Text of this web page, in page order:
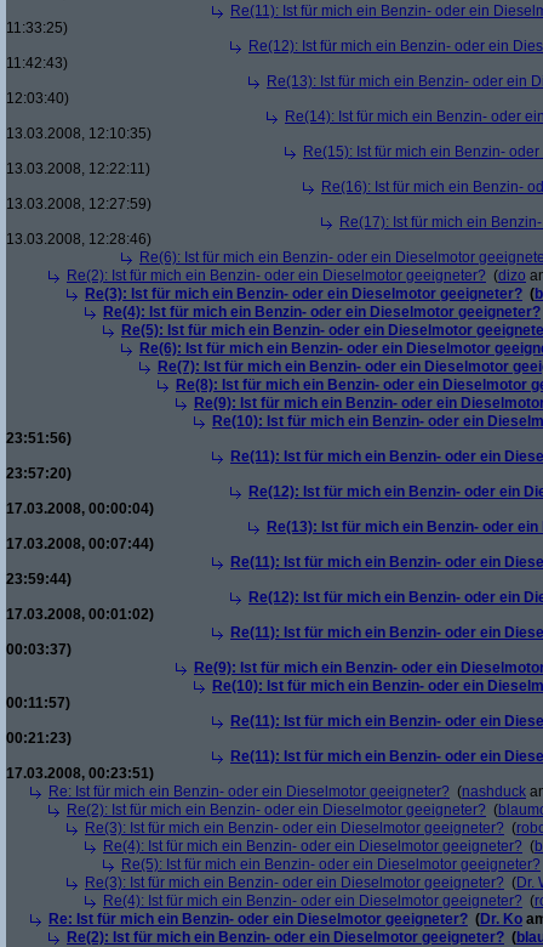
Re(11): Ist für mich ein Benzin- oder ein
11:33:25)
Re(12): Ist für mich ein Benzin- oder ein
11:42:43)
Re(13): Ist für mich ein Benzin- oder ein
12:03:40)
Re(14): Ist für mich ein Benzin- oder
13.03.2008, 12:10:35)
Re(15): Ist für mich ein Benzin-
13.03.2008, 12:22:11)
Re(16): Ist für mich ein Benzin-
13.03.2008, 12:27:59)
Re(17): Ist für mich ein
13.03.2008, 12:28:46)
Re(6): Ist für mich ein Benzin- oder ein Dieselmotor
Re(2): Ist für mich ein Benzin- oder ein Dieselmotor geeigneter? (dizo
Re(3): Ist für mich ein Benzin- oder ein Dieselmotor geeigneter? (
Re(4): Ist für mich ein Benzin- oder ein Dieselmotor geeigneter?
Re(5): Ist für mich ein Benzin- oder ein Dieselmotor
Re(6): Ist für mich ein Benzin- oder ein Dieselmotor
Re(7): Ist für mich ein Benzin- oder ein Dieselmotor
Re(8): Ist für mich ein Benzin- oder ein Dieselmotor
Re(9): Ist für mich ein Benzin- oder ein
Re(10): Ist für mich ein Benzin- oder ein
23:51:56)
Re(11): Ist für mich ein Benzin- oder ein
23:57:20)
Re(12): Ist für mich ein Benzin- oder ein
17.03.2008, 00:00:04)
Re(13): Ist für mich ein Benzin- oder
17.03.2008, 00:07:44)
Re(11): Ist für mich ein Benzin- oder ein
23:59:44)
Re(12): Ist für mich ein Benzin- oder ein
17.03.2008, 00:01:02)
Re(11): Ist für mich ein Benzin- oder ein
00:03:37)
Re(9): Ist für mich ein Benzin- oder ein
Re(10): Ist für mich ein Benzin- oder ein
00:11:57)
Re(11): Ist für mich ein Benzin- oder ein
00:21:23)
Re(11): Ist für mich ein Benzin- oder ein
17.03.2008, 00:23:51)
Re: Ist für mich ein Benzin- oder ein Dieselmotor geeigneter? (nashduck
Re(2): Ist für mich ein Benzin- oder ein Dieselmotor geeigneter? (
Re(3): Ist für mich ein Benzin- oder ein Dieselmotor geeigneter? (
Re(4): Ist für mich ein Benzin- oder ein Dieselmotor geeigneter? (
Re(5): Ist für mich ein Benzin- oder ein Dieselmotor geeigneter?
Re(3): Ist für mich ein Benzin- oder ein Dieselmotor geeigneter? (Dr.
Re(4): Ist für mich ein Benzin- oder ein Dieselmotor geeigneter? (
Re: Ist für mich ein Benzin- oder ein Dieselmotor geeigneter? (Dr. Ko
Re(2): Ist für mich ein Benzin- oder ein Dieselmotor geeigneter? (